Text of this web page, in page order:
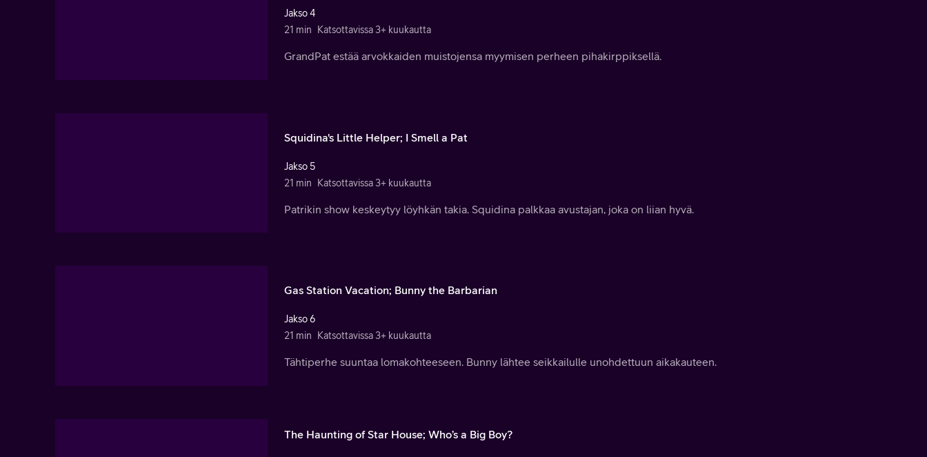
Jakso 4
21 min
Katsottavissa 3+ kuukautta
GrandPat estää arvokkaiden muistojensa myymisen perheen pihakirppiksellä.
Squidina's Little Helper; I Smell a Pat
Jakso 5
21 min
Katsottavissa 3+ kuukautta
Patrikin show keskeytyy löyhkän takia. Squidina palkkaa avustajan, joka on liian hyvä.
Gas Station Vacation; Bunny the Barbarian
Jakso 6
21 min
Katsottavissa 3+ kuukautta
Tähtiperhe suuntaa lomakohteeseen. Bunny lähtee seikkailulle unohdettuun aikakauteen.
The Haunting of Star House; Who’s a Big Boy?